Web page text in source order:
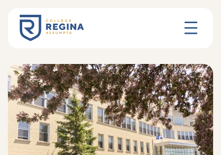
Le Collège
Pédagogie
Concentrations